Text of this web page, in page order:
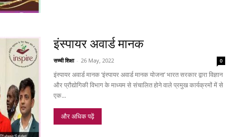
इंस्पायर अवार्ड मानक
सच्ची शिक्षा - 26 May, 2022 0
इंस्पायर अवार्ड मानक ‘इंस्पायर अवार्ड मानक योजना’ भारत सरकार द्वारा विज्ञान
और प्रौद्योगिकी विभाग के माध्यम से संचालित होने वाले प्रमुख कार्यक्रमों में से
एक...
और अधिक पढ़ें